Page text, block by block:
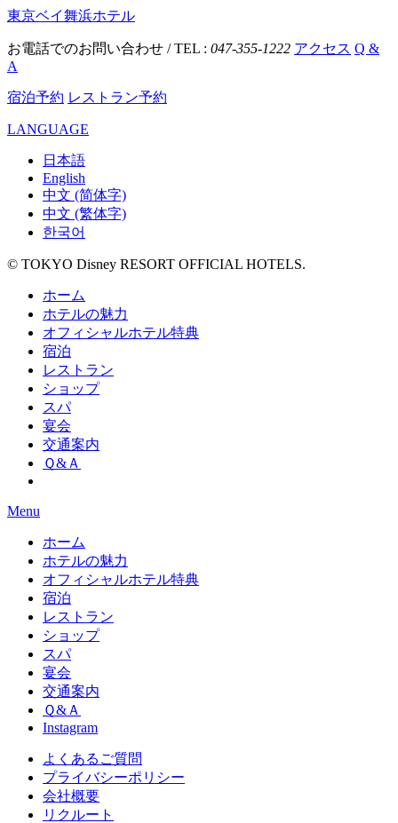
東京ベイ舞浜ホテル
お電話でのお問い合わせ / TEL : 047-355-1222 アクセス Q &
A
宿泊予約 レストラン予約
LANGUAGE
日本語
English
中文 (简体字)
中文 (繁体字)
한국어
© TOKYO Disney RESORT OFFICIAL HOTELS.
ホーム
ホテルの魅力
オフィシャルホテル特典
宿泊
レストラン
ショップ
スパ
宴会
交通案内
Ｑ&Ａ
Menu
ホーム
ホテルの魅力
オフィシャルホテル特典
宿泊
レストラン
ショップ
スパ
宴会
交通案内
Ｑ&Ａ
Instagram
よくあるご質問
プライバシーポリシー
会社概要
リクルート